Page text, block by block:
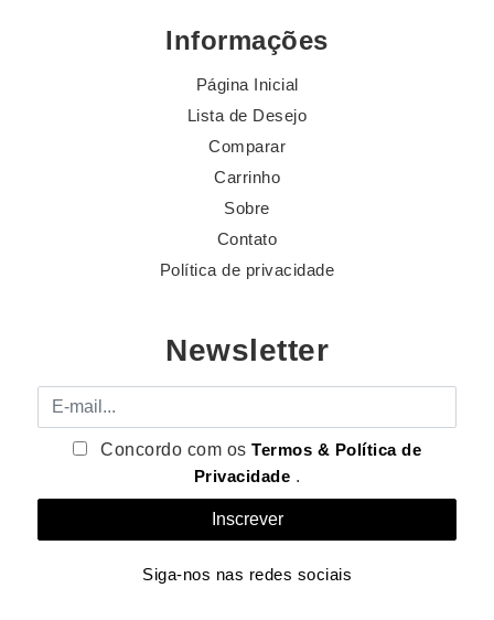
Informações
Página Inicial
Lista de Desejo
Comparar
Carrinho
Sobre
Contato
Política de privacidade
Newsletter
E-mail
Concordo com osTermos & Política de
Privacidade .
Siga-nos nas redes sociais